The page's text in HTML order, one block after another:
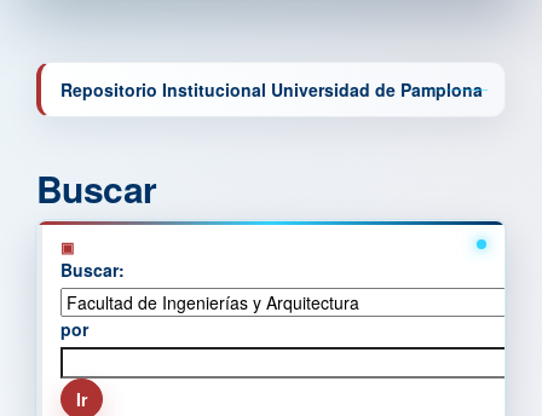
Repositorio Institucional Universidad de Pamplona
Buscar
Buscar:
por